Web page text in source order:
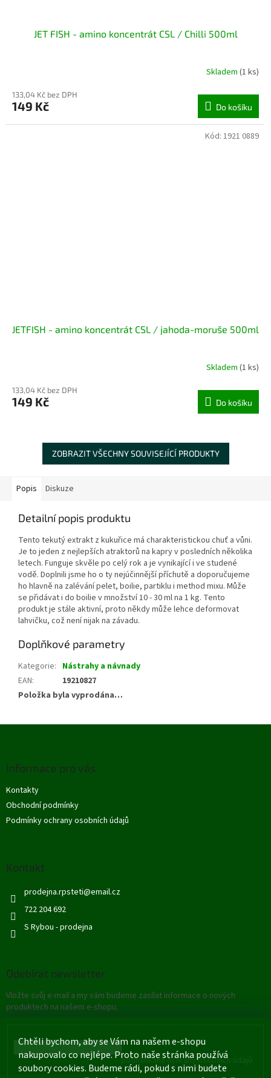
Chtěli bychom, aby se Vám na našem e-shopu
nakupovalo co nejlépe. Proto naše stránka používá
soubory cookies. Budeme rádi, pokud s nimi budete
JET FISH - amino koncentrát CSL / Chilli 500ml
Skladem (1 ks)
133,04 Kč bez DPH
149 Kč Do košíku
JETFISH - amino koncentrát CSL / jahoda-moruše 500ml
Skladem (1 ks)
133,04 Kč bez DPH
149 Kč Do košíku
Kód: 1921 0889
ZOBRAZIT VŠECHNY SOUVISEJÍCÍ PRODUKTY
Popis Diskuze
Detailní popis produktu
Tento tekutý extrakt z kukuřice má charakteristickou chuť a vůni.
Je to jeden z nejlepších atraktorů na kapry v posledních několika
letech. Funguje skvěle po celý rok a je vynikající i ve studené
vodě. Doplnili jsme ho o ty nejúčinnější příchutě a doporučujeme
ho hlavně na zalévání pelet, boilie, partiklu i method mixu. Může
se přidávat i do boilie v množství 10 - 30 ml na 1 kg. Tento
produkt je stále aktivní, proto někdy může lehce deformovat
lahvičku, což není nijak na závadu.
Doplňkové parametry
Kategorie: Nástrahy a návnady
EAN:
19210827
Položka byla vyprodána…
Informace pro vás
Kontakty
Obchodní podmínky
Podmínky ochrany osobních údajů
Kontakt
prodejna.rpsteti@email.cz
722 204 692
S Rybou - prodejna
Odebírat newsletter
Vložte svůj e-mail a my vám budeme zasílat informace o nových
produktech na našem e-shopu.
Vložením e-mailu souhlasíte s podmínkami ochrany osobních údajů